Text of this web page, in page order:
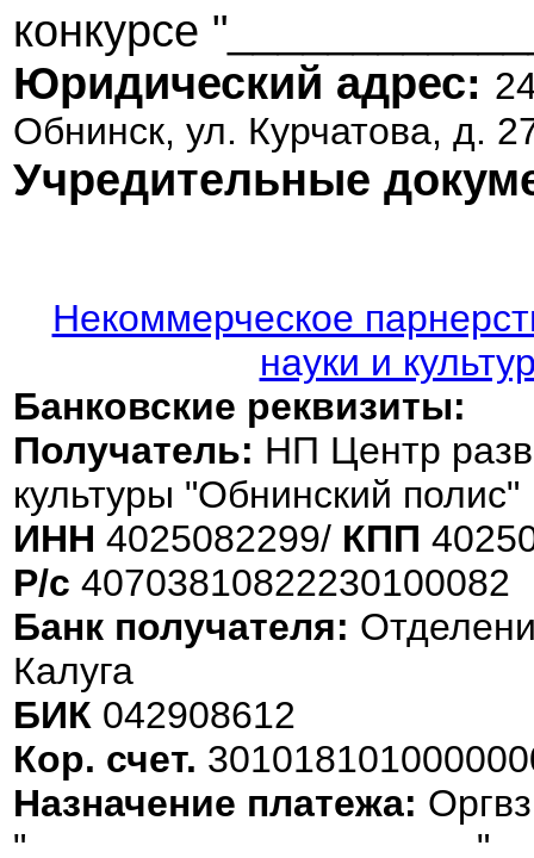
конкурсе
Юридический адрес:
Обнинск, ул. Курчатова, д.
Учредительные
Некоммерческое
науки и
Банковские реквизиты:
Получатель: НП Центр
культуры "Обнинский полис"
ИНН 4025082299/ КПП
Р/с 40703810822230100082
Банк получателя:
Калуга
БИК 042908612
Кор. счет.
Назначение платежа:
"_____________________"